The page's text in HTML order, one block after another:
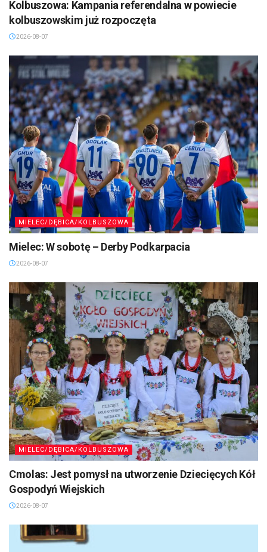
Kolbuszowa: Kampania referendalna w powiecie
kolbuszowskim już rozpoczęta
2026-08-07
MIELEC/DĘBICA/KOLBUSZOWA
Mielec: W sobotę – Derby Podkarpacia
2026-08-07
MIELEC/DĘBICA/KOLBUSZOWA
Cmolas: Jest pomysł na utworzenie Dziecięcych Kół
Gospodyń Wiejskich
2026-08-07